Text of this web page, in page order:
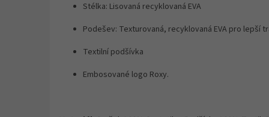
Stélka: Lisovaná recyklovaná EVA
Podešev: Texturovaná, recyklovaná EVA pro lepší
Textilní podšívka
Embosované logo Roxy.